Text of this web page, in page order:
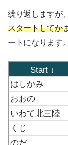
繰り返しますが、
スタートしてか
ートになります。